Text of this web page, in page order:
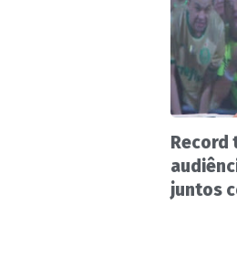
Record
juntos